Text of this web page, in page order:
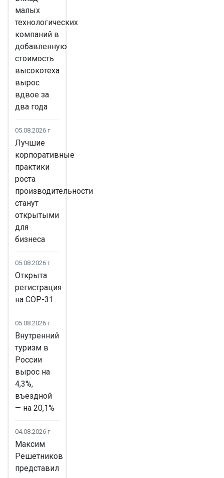
малых
технологических
компаний в
добавленную
стоимость
высокотеха
вырос
вдвое за
два года
05.08.2026 г
Лучшие
корпоративные
практики
роста
производительности
станут
открытыми
для
бизнеса
05.08.2026 г
Открыта
регистрация
на COP-31
05.08.2026 г
Внутренний
туризм в
России
вырос на
4,3%,
въездной
— на 20,1%
04.08.2026 г
Максим
Решетников
представил